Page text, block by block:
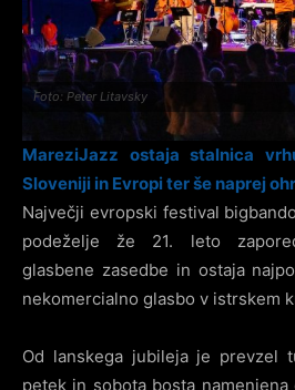
Foto: Peter Litavsky
MareziJazz ostaja stalnica
Sloveniji in Evropi ter še naprej
Največji evropski festival
podeželje že 21. leto
glasbene zasedbe in ostaja
nekomercialno glasbo v istrskem
Od lanskega jubileja je prevzel
petek in sobota bosta